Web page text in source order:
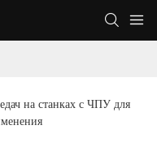
на станках с ЧПУ для